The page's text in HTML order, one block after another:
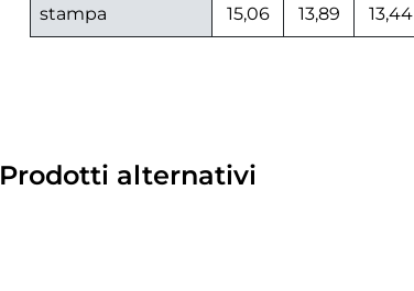
stampa
15,06
13,89
13,44
Prodotti alternativi